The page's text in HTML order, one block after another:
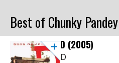
Best of Chunky Pandey
D (2005)
D